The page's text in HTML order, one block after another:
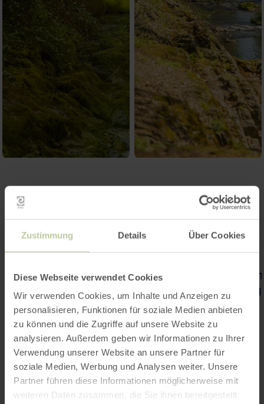
Zustimmung Details Über Cookies
Diese Webseite verwendet Cookies
Wir verwenden Cookies, um Inhalte und Anzeigen zu
personalisieren, Funktionen für soziale Medien anbieten
zu können und die Zugriffe auf unsere Website zu
analysieren. Außerdem geben wir Informationen zu Ihrer
Verwendung unserer Website an unsere Partner für
soziale Medien, Werbung und Analysen weiter. Unsere
Partner führen diese Informationen möglicherweise mit
weiteren Daten zusammen, die Sie ihnen bereitgestellt